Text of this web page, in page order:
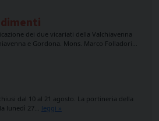
dei due vicariati della Valchiavenna
e Gordona. Mons. Marco Folladori…
dal 10 al 21 agosto. La portineria della
lunedì 27… leggi »